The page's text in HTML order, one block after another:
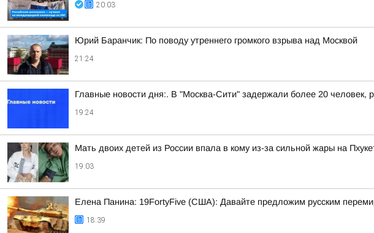
20:03
Юрий Баранчик: По поводу утреннего громкого взрыва над Москвой
21:24
Главные новости дня:. В "Москва-Сити" задержали более 20 человек,
19:24
Мать двоих детей из России впала в кому из-за сильной жары на
19:03
Елена Панина: 19FortyFive (США): Давайте предложим русским
18:39